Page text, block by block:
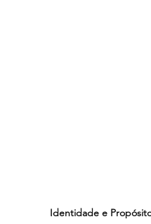
Identidade e